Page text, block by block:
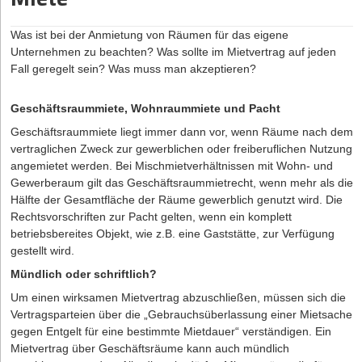
Freiheitsstrafe.
Also Achtung, denn die Folgen sind ernst für Gründer! In der Regel
haben junge Unternehmen keine finanziellen und zeitlichen
Gerichtsverfahren. Doch es gibt eine vollkommen legitime
Freelancer beschäftigt statt Mitarbeiter an sich zu binden, schafft
sich viele Freiheiten vor allem in der Gründungsphase.
Homeoffice als Alternative?
Arbeiten von zuhause und nach individuellen Zeitvorstellungen,
das ist längst keine Ausnahme mehr. In vielen Branchen ist
Arbeiten im Homeoffice gut umsetzbar und sowohl für den
verbunden. Doch auch hier gelten Vorschriften für den
Arbeitsschutz, auch wenn die Einhaltung schwerer zu kontrollieren
ist. Arbeitnehmer, die zum Beispiel am Nachmittag ihr Kind
versorgen und dann abends bis spät arbeiten, laufen Gefahr, die
Ruhezeiten nicht einzuhalten. Und die Verantwortung liegt auch
Zusammenschlüsse von Freiberuflern wie Ärzten, Anwälten,
Anbietern. Ist Zweck der Gesellschaft der Betrieb eines
Handelsgewerbes unter einer gemeinsamen Firma, so liegt eine
offene Handelsgesellschaft (oHG)in Sinne der §§ 105 ff.
einzutragen ist. Auf die oHG findet, soweit im Handelsgesetzbuch
der Gesellschaft des bürgerlichen Rechts Anwendung.
Was ist bei der Anmietung von Räumen für das eigene
Unternehmen zu beachten? Was sollte im Mietvertrag auf jeden
Fall geregelt sein? Was muss man akzeptieren?
Geschäftsraummiete, Wohnraummiete und Pacht
Geschäftsraummiete liegt immer dann vor, wenn Räume nach dem
vertraglichen Zweck zur gewerblichen oder freiberuflichen Nutzung
angemietet werden. Bei Mischmietverhältnissen mit Wohn- und
Gewerberaum gilt das Geschäftsraummietrecht, wenn mehr als die
Hälfte der Gesamtfläche der Räume gewerblich genutzt wird. Die
Rechtsvorschriften zur Pacht gelten, wenn ein komplett
betriebsbereites Objekt, wie z.B. eine Gaststätte, zur Verfügung
gestellt wird.
Mündlich oder schriftlich?
Um einen wirksamen Mietvertrag abzuschließen, müssen sich die
Vertragsparteien über die „Gebrauchsüberlassung einer Mietsache
gegen Entgelt für eine bestimmte Mietdauer“ verständigen. Ein
Mietvertrag über Geschäftsräume kann auch mündlich